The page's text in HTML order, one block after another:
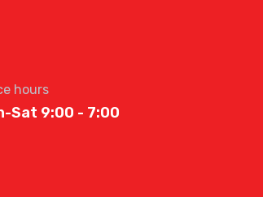
hours
Sat 9:00 - 7:00